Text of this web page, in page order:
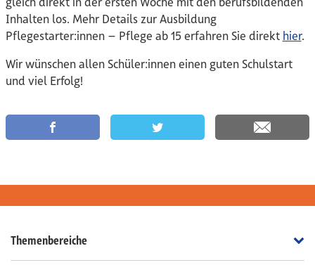
Inhalten los. Mehr Details zur Ausbildung
Pflegestarter:innen – Pflege ab 15 erfahren Sie direkt hier.
Wir wünschen allen Schüler:innen einen guten Schulstart
und viel Erfolg!
auf Facebook teilen auf Twitter teilen per Email
Themenbereiche